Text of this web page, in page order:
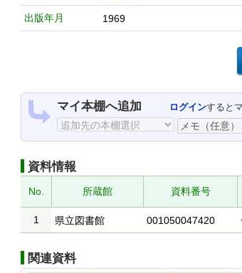
出版年月 1969
マイ本棚へ追加 ログインすると
資料情報
No. 所蔵館 資料番号
1
県立図書館 001050047420
関連資料